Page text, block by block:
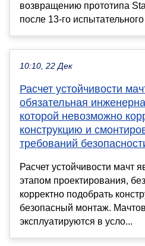
возвращению прототипа
после 13-го испытательного
10:10, 22 Дек
Расчет устойчивости
обязательная
которой невозможно
конструкцию и
требований
Расчет устойчивости мачт
этапом проектирования,
корректно подобрать
безопасный монтаж.
эксплуатируются в усло...